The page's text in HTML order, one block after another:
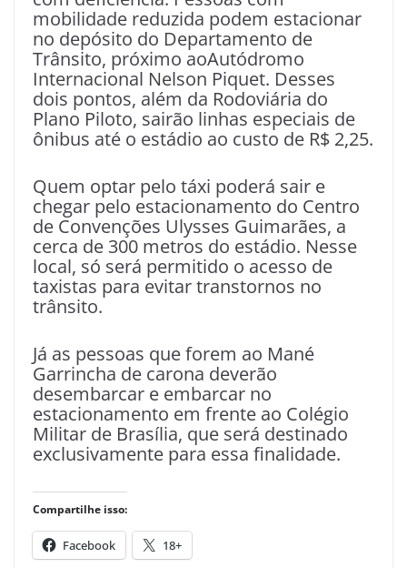
mobilidade reduzida podem estacionar
no depósito do Departamento de
Trânsito, próximo aoAutódromo
Internacional Nelson Piquet. Desses
dois pontos, além da Rodoviária do
Plano Piloto, sairão linhas especiais de
ônibus até o estádio ao custo de R$ 2,25.
Quem optar pelo táxi poderá sair e
chegar pelo estacionamento do Centro
de Convenções Ulysses Guimarães, a
cerca de 300 metros do estádio. Nesse
local, só será permitido o acesso de
taxistas para evitar transtornos no
trânsito.
Já as pessoas que forem ao Mané
Garrincha de carona deverão
desembarcar e embarcar no
estacionamento em frente ao Colégio
Militar de Brasília, que será destinado
exclusivamente para essa finalidade.
Compartilhe isso:
Facebook 18+